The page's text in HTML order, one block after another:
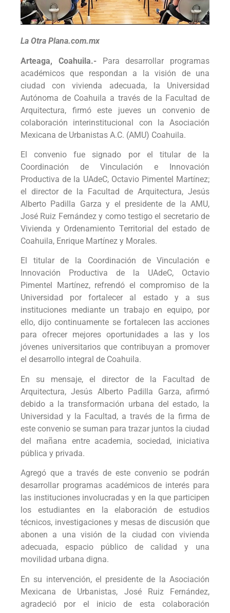
La Otra Plana.com.mx
Arteaga, Coahuila.-Para desarrollar programas
académicos que respondan a la visión de una
ciudad con vivienda adecuada, la Universidad
Autónoma de Coahuila a través de la Facultad de
Arquitectura, firmó este jueves un convenio de
colaboración interinstitucional con la Asociación
Mexicana de Urbanistas A.C. (AMU) Coahuila.
El convenio fue signado por el titular de la
Coordinación de Vinculación e Innovación
Productiva de la UAdeC, Octavio Pimentel Martínez;
el director de la Facultad de Arquitectura, Jesús
Alberto Padilla Garza y el presidente de la AMU,
José Ruiz Fernández y como testigo el secretario de
Vivienda y Ordenamiento Territorial del estado de
Coahuila, Enrique Martínez y Morales.
El titular de la Coordinación de Vinculación e
Innovación Productiva de la UAdeC, Octavio
Pimentel Martínez, refrendó el compromiso de la
Universidad por fortalecer al estado y a sus
instituciones mediante un trabajo en equipo, por
ello, dijo continuamente se fortalecen las acciones
para ofrecer mejores oportunidades a las y los
jóvenes universitarios que contribuyan a promover
el desarrollo integral de Coahuila.
En su mensaje, el director de la Facultad de
Arquitectura, Jesús Alberto Padilla Garza, afirmó
debido a la transformación urbana del estado, la
Universidad y la Facultad, a través de la firma de
este convenio se suman para trazar juntos la ciudad
del mañana entre academia, sociedad, iniciativa
pública y privada.
Agregó que a través de este convenio se podrán
desarrollar programas académicos de interés para
las instituciones involucradas y en la que participen
los estudiantes en la elaboración de estudios
técnicos, investigaciones y mesas de discusión que
abonen a una visión de la ciudad con vivienda
adecuada, espacio público de calidad y una
movilidad urbana digna.
En su intervención, el presidente de la Asociación
Mexicana de Urbanistas, José Ruiz Fernández,
agradeció por el inicio de esta colaboración